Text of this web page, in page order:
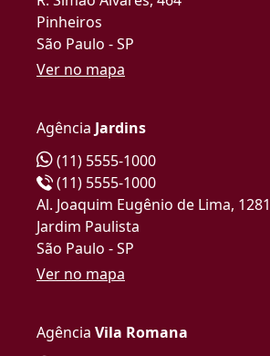
Pinheiros
São Paulo - SP
Ver no mapa
Agência Jardins
(11) 5555-1000
(11) 5555-1000
Al. Joaquim Eugênio de Lima, 1281
Jardim Paulista
São Paulo - SP
Ver no mapa
Agência Vila Romana